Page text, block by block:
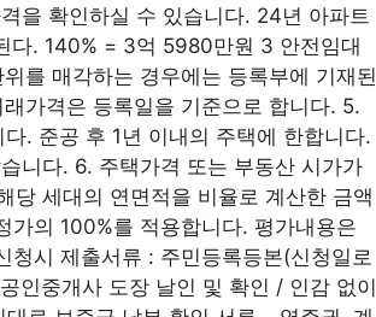
을 확인하실 수 있습니다. 24년 아파트
다. 140% = 3억 5980만원 3 안전임대
를 매각하는 경우에는 등록부에 기재된
가격은 등록일을 기준으로 합니다. 5.
. 준공 후 1년 이내의 주택에 한합니다.
니다. 6. 주택가격 또는 부동산 시가가
당 세대의 연면적을 비율로 계산한 금액
가의 100%를 적용합니다. 평가내용은
시 제출서류 : 주민등록등본(신청일로
인중개사 도장 날인 및 확인 / 인감 없이